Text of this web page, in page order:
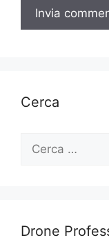
Cerca
Ricerca
Drone